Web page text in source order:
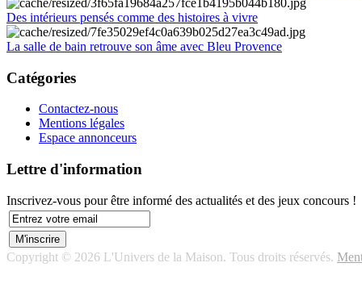
Des intérieurs pensés comme des histoires à vivre
La salle de bain retrouve son âme avec Bleu Provence
Catégories
Contactez-nous
Mentions légales
Espace annonceurs
Lettre d'information
Inscrivez-vous pour être informé des actualités et des jeux concours !
Copyright © 2026 L'Univers de la Maison. Tous droits réservés.